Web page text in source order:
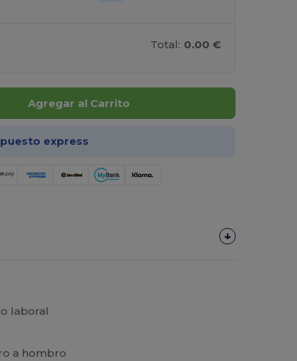
Total: 0.00 €
Agregar al Carrito
express
laboral
a hombro